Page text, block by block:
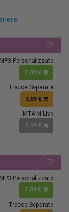
MP3 Personalizzato
2,89 €
Tracce Separate
3,89 €
MTA M-Live
2,99 €
MP3 Personalizzato
2,89 €
Tracce Separate